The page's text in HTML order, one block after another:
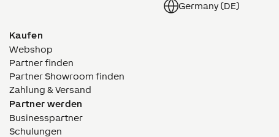
Germany (DE)
Kaufen
Webshop
Partner finden
Partner Showroom finden
Zahlung & Versand
Partner werden
Businesspartner
Schulungen